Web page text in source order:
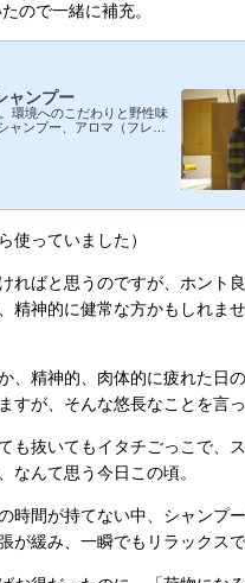
ので一緒に補充。
ャンプー
環境へのこだわりと野性味
ンプー、アロマ（フレグ
使っていました）
ればと思うのですが、ホント
精神的に健常な方かもしれま
、精神的、肉体的に疲れた日
すが、そんな悠長なことを言
も抜いてもイタチごっこで、
なんて思う今日この頃。
時間が持てない中、シャンプ
が緩み、一瞬でもリラックスで